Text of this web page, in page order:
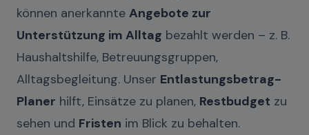
können anerkannte Angebote zur
Unterstützung im Alltag bezahlt werden – z. B.
Haushaltshilfe, Betreuungsgruppen,
Alltagsbegleitung. Unser Entlastungsbetrag-
Planer hilft, Einsätze zu planen, Restbudget zu
sehen und Fristen im Blick zu behalten.